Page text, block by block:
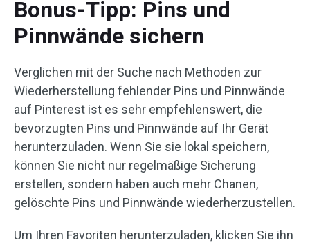
Bonus-Tipp: Pins und
Pinnwände sichern
Verglichen mit der Suche nach Methoden zur
Wiederherstellung fehlender Pins und Pinnwände
auf Pinterest ist es sehr empfehlenswert, die
bevorzugten Pins und Pinnwände auf Ihr Gerät
herunterzuladen. Wenn Sie sie lokal speichern,
können Sie nicht nur regelmäßige Sicherung
erstellen, sondern haben auch mehr Chanen,
gelöschte Pins und Pinnwände wiederherzustellen.
Um Ihren Favoriten herunterzuladen, klicken Sie ihn